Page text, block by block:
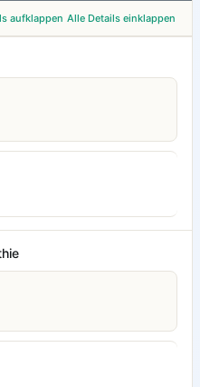
aufklappen Alle Details einklappen